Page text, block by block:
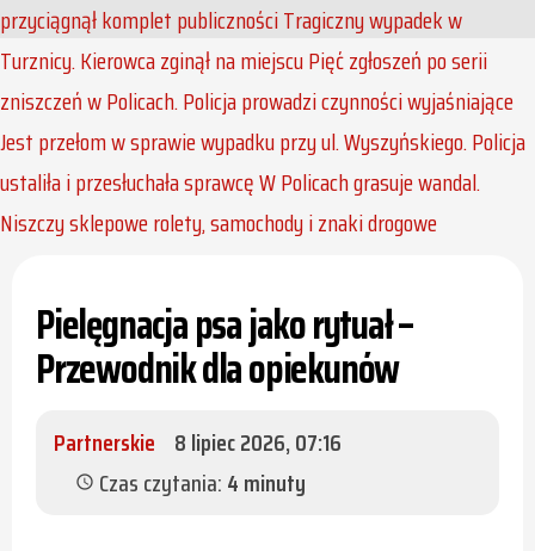
przyciągnął komplet publicznościTragiczny wypadek w
Turznicy. Kierowca zginął na miejscuPięć zgłoszeń po serii
zniszczeń w Policach. Policja prowadzi czynności wyjaśniające
Jest przełom w sprawie wypadku przy ul. Wyszyńskiego. Policja
ustaliła i przesłuchała sprawcęW Policach grasuje wandal.
Niszczy sklepowe rolety, samochody i znaki drogowe
Pielęgnacja psa jako rytuał –
Przewodnik dla opiekunów
Partnerskie 8 lipiec 2026, 07:16
schedule Czas czytania:4 minuty